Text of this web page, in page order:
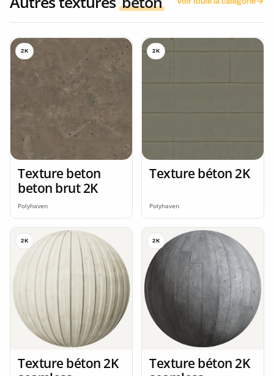
2K
Texture beton
beton brut 2K
Polyhaven
2K
Texture béton 2K
Polyhaven
2K
Texture béton 2K
2K
Texture béton 2K